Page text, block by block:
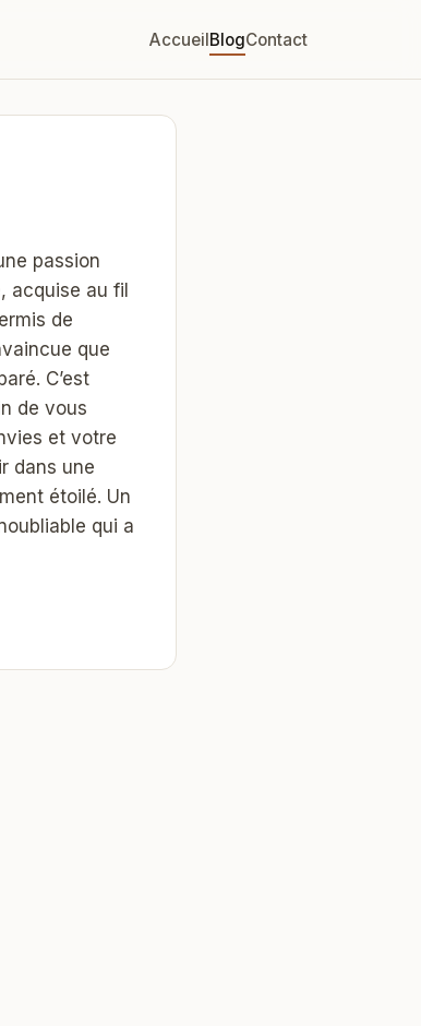
AccueilBlogContact
passion
acquise au fil
de
que
C’est
de vous
et votre
dans une
étoilé. Un
qui a